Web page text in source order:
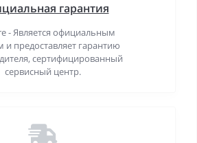
гарантия
- Является официальным
и предоставляет гарантию
сертифицированный
сервисный центр.